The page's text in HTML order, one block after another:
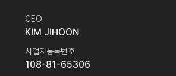
CEO
KIM JIHOON
사업자등록번호
108-81-65306